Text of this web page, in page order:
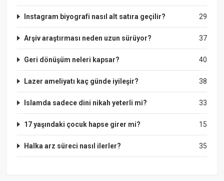
29
Instagram biyografi nasıl alt satıra geçilir?
37
Arşiv araştırması neden uzun sürüyor?
40
Geri dönüşüm neleri kapsar?
38
Lazer ameliyatı kaç günde iyileşir?
33
Islamda sadece dini nikah yeterli mi?
15
17 yaşındaki çocuk hapse girer mi?
35
Halka arz süreci nasıl ilerler?